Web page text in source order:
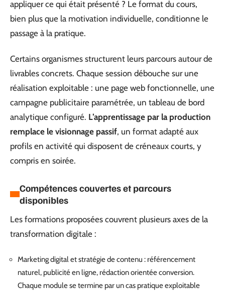
appliquer ce qui était présenté ? Le format du cours,
bien plus que la motivation individuelle, conditionne le
passage à la pratique.
Certains organismes structurent leurs parcours autour de
livrables concrets. Chaque session débouche sur une
réalisation exploitable : une page web fonctionnelle, une
campagne publicitaire paramétrée, un tableau de bord
analytique configuré. L’apprentissage par la production
remplace le visionnage passif, un format adapté aux
profils en activité qui disposent de créneaux courts, y
compris en soirée.
Compétences couvertes et parcours
disponibles
Les formations proposées couvrent plusieurs axes de la
transformation digitale :
Marketing digital et stratégie de contenu : référencement
naturel, publicité en ligne, rédaction orientée conversion.
Chaque module se termine par un cas pratique exploitable